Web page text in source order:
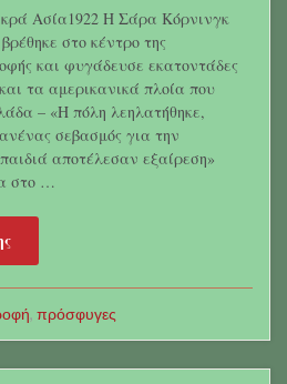
Ασία1922 Η Σάρα Κόρνινγκ
στο κέντρο της
και φυγάδευσε εκατοντάδες
τα αμερικανικά πλοία που
– «Η πόλη λεηλατήθηκε,
σεβασμός για την
αποτέλεσαν εξαίρεση»
στο …
, πρόσφυγες